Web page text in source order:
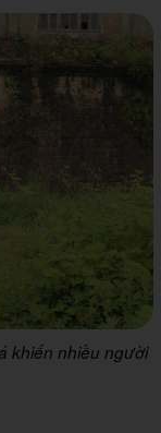
khiến nhiều người